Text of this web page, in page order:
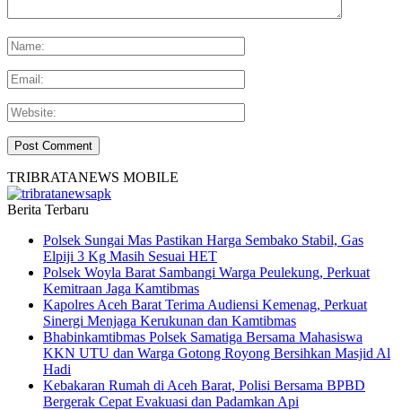
TRIBRATANEWS MOBILE
Berita Terbaru
Polsek Sungai Mas Pastikan Harga Sembako Stabil, Gas
Elpiji 3 Kg Masih Sesuai HET
Polsek Woyla Barat Sambangi Warga Peulekung, Perkuat
Kemitraan Jaga Kamtibmas
Kapolres Aceh Barat Terima Audiensi Kemenag, Perkuat
Sinergi Menjaga Kerukunan dan Kamtibmas
Bhabinkamtibmas Polsek Samatiga Bersama Mahasiswa
KKN UTU dan Warga Gotong Royong Bersihkan Masjid Al
Hadi
Kebakaran Rumah di Aceh Barat, Polisi Bersama BPBD
Bergerak Cepat Evakuasi dan Padamkan Api